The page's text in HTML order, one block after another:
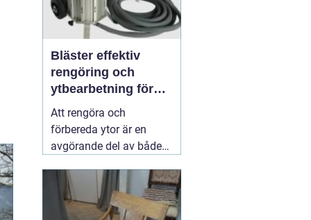
Bläster effektiv
rengöring och
ytbearbetning för
proffs och
hantverkare
Att rengöra och
förbereda ytor är en
avgörande del av både
renovering. Färg, rost,
smuts och gamla
beläggningar gör att